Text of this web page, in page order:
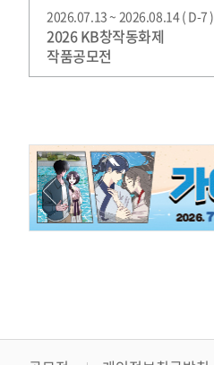
2026.07.13 ~ 2026.08.14 ( D-7 )
2026 KB창작동화제
작품공모전